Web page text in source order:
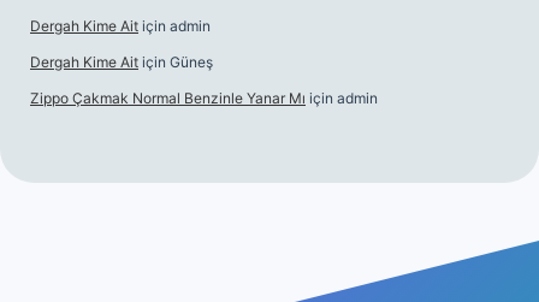
Dergah Kime Ait için admin
Dergah Kime Ait için Güneş
Zippo Çakmak Normal Benzinle Yanar Mı için admin